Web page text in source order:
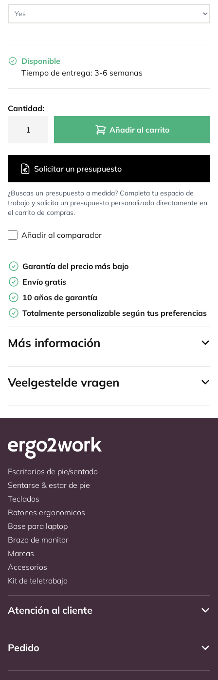
Disponible
Tiempo de entrega: 3-6 semanas
Cantidad:
Añadir al carrito
¿Buscas un presupuesto a medida? Completa tu espacio de
trabajo y solicita un presupuesto personalizado directamente en
el carrito de compras.
Solicitar un presupuesto
Añadir al comparador
Garantía del precio más bajo
Envío gratis
10 años de garantía
Totalmente personalizable según tus preferencias
Más información
Veelgestelde vragen
Escritorios de pie/sentado
Sentarse & estar de pie
Teclados
Ratones ergonomicos
Base para laptop
Brazo de monitor
Marcas
Accesorios
Kit de teletrabajo
Atención al cliente
Pedido